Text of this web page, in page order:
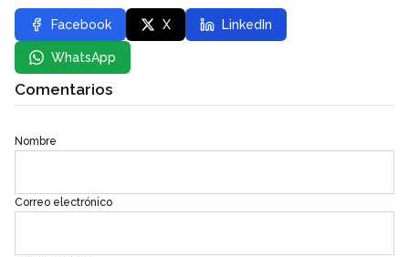
Facebook X LinkedIn
WhatsApp
Comentarios
Nombre
Correo electrónico